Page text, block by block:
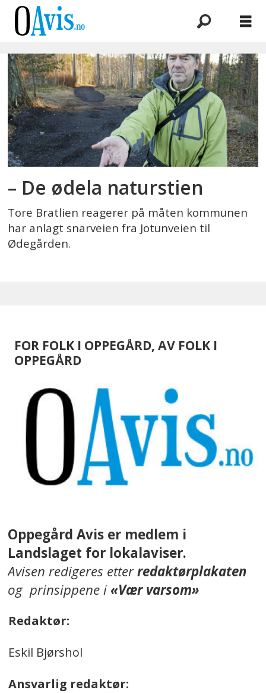
Emne:
jotunveien
– De ødela naturstien
Tore Bratlien reagerer på måten kommunen
har anlagt snarveien fra Jotunveien til
Ødegården.
FOR FOLK I OPPEGÅRD, AV FOLK I
OPPEGÅRD
Oppegård Avis er medlem i
Landslaget for lokalaviser.
Avisen redigeres etterredaktørplakaten
og prinsippene i«Vær varsom»
Redaktør:
Eskil Bjørshol
Ansvarlig redaktør: